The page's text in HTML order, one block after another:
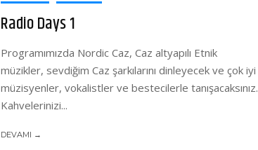
Radio Days 1
Programımızda Nordic Caz, Caz altyapılı Etnik
müzikler, sevdiğim Caz şarkılarını dinleyecek ve çok iyi
müzisyenler, vokalistler ve bestecilerle tanışacaksınız.
Kahvelerinizi...
DEVAMI →